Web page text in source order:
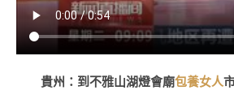
貴州：到不雅山湖燈會廟包養女人